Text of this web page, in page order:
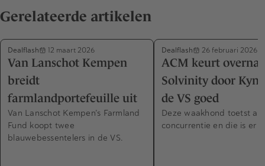
Gerelateerde artikelen
Dealflash 12 maart 2026
Van Lanschot Kempen
breidt
farmlandportefeuille uit
Van Lanschot Kempen’s Farmland
Fund koopt twee
blauwebessentelers in de VS.
Dealflash 26 februari 2026
ACM keurt
Solvinity door
de VS goed
Deze waakhond toetst
concurrentie en die is er